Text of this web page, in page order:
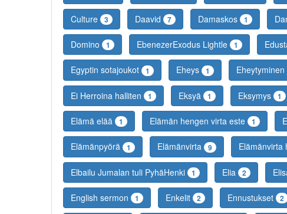
Culture 3 Daavid 7 Damaskos 1
Domino 1 EbenezerExodus Lightle 1
Egyptin sotajoukot 1 Eheys 1 Eheytyminen
Ei Herroina halliten 1 Eksyä 1 Eksymys 1
Elämä elää 1 Elämän hengen virta este 1
Elämänpyörä 1 Elämänvirta 9 Elämänvirta
Elbailu Jumalan tuli PyhäHenki 1 Elia 2
English sermon 1 Enkelit 2 Ennustukset 2